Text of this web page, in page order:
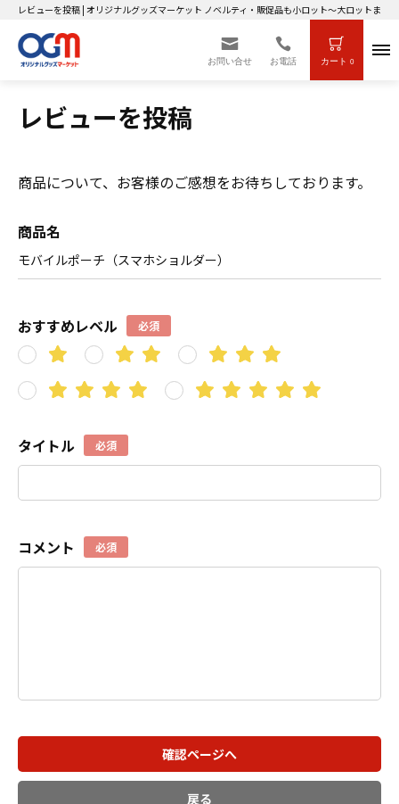
レビューを投稿 | オリジナルグッズマーケット ノベルティ・販促品も小ロット～大ロットまで
お問い合せ お電話 カート 0
レビューを投稿
商品について、お客様のご感想をお待ちしております。
商品名
モバイルポーチ（スマホショルダー）
おすすめレベル 必須
タイトル 必須
コメント 必須
確認ページへ
戻る